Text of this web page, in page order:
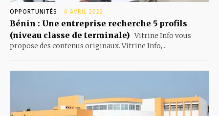
OPPORTUNITÉS 6 AVRIL 2022
Bénin : Une entreprise recherche 5 profils
(niveau classe de terminale) Vitrine Info vous
propose des contenus originaux. Vitrine Info,...